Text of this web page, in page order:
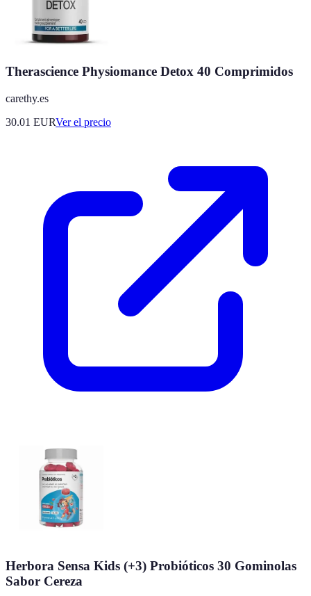
Therascience Physiomance Detox 40 Comprimidos
carethy.es
30.01 EURVer el precio
Herbora Sensa Kids (+3) Probióticos 30 Gominolas
Sabor Cereza